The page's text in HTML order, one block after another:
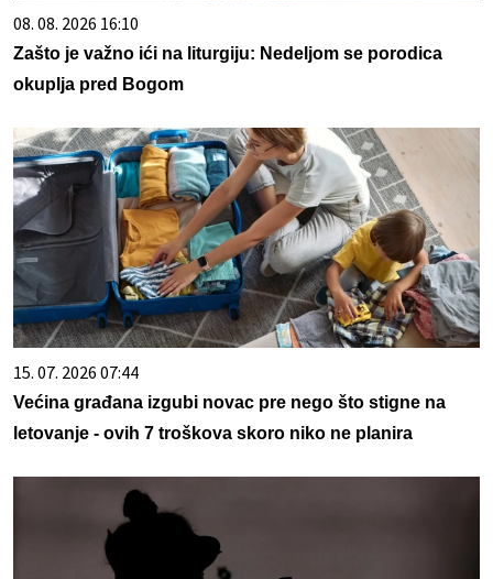
08. 08. 2026 16:10
Zašto je važno ići na liturgiju: Nedeljom se porodica
okuplja pred Bogom
15. 07. 2026 07:44
Većina građana izgubi novac pre nego što stigne na
letovanje - ovih 7 troškova skoro niko ne planira